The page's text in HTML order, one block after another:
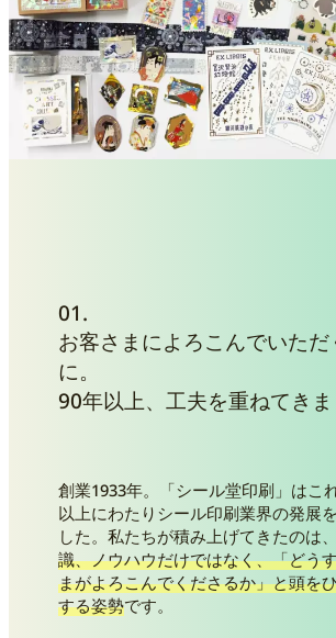
01.
お客さまによろこんでいただ
に。
90年以上、工夫を重ねてきま
創業1933年。「シール堂印刷」はこ
以上にわたりシール印刷業界の発展
した。私たちが積み上げてきたのは
識、ノウハウだけではなく、「どう
まがよろこんでくださるか」と頭を
する姿勢です。